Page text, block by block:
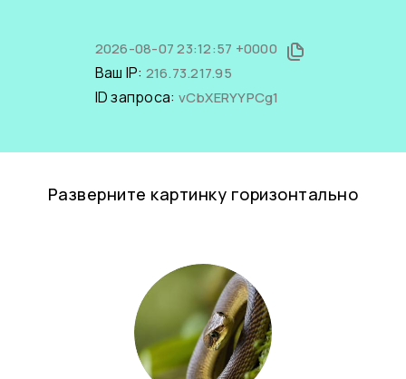
2026-08-07 23:12:57 +0000
Ваш IP: 216.73.217.95
ID запроса: vCbXERYYPCg1
Разверните картинку горизонтально